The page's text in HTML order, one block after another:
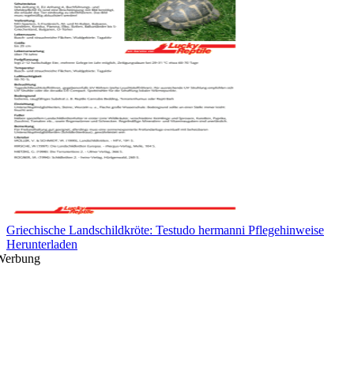
Griechische Landschildkröte: Testudo hermanni Pflegehinweise
Herunterladen